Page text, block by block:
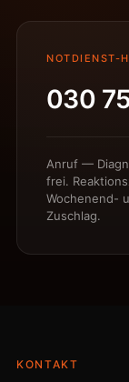
NOTDIENST-
030
Anruf —
frei.
Wochenend-
Zuschlag.
KONTAKT